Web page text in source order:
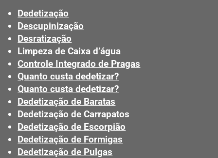
Dedetização
Descupinização
Desratização
Limpeza de Caixa d’água
Controle Integrado de Pragas
Quanto custa dedetizar?
Quanto custa dedetizar?
Dedetização de Baratas
Dedetização de Carrapatos
Dedetização de Escorpião
Dedetização de Formigas
Dedetização de Pulgas